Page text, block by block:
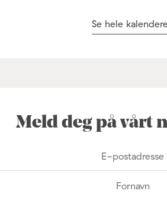
Se hele
Meld deg på vårt